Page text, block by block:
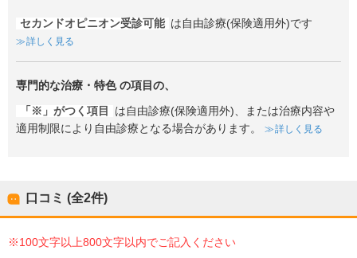
セカンドオピニオン受診可能 は自由診療(保険適用外)です
詳しく見る
専門的な治療・特色の項目の、
「※」がつく項目
は自由診療(保険適用外)、または治療内容や
適用制限により自由診療となる場合があります。
詳しく見る
口コミ (全2件)
※100文字以上800文字以内でご記入ください